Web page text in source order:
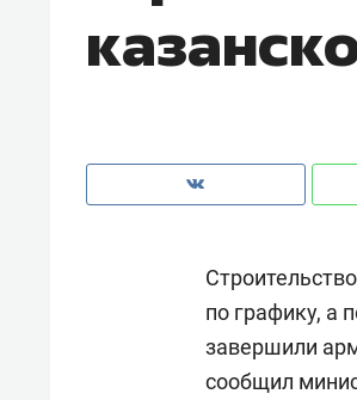
по графику, а
завершили
сообщил